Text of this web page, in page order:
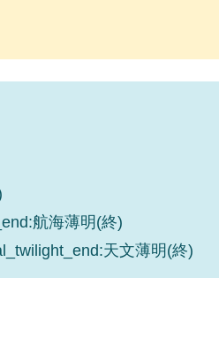
航海薄明(終)
天文薄明(終)